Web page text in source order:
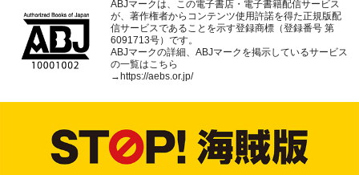
ABJマークは、この電子書店・電子書籍配信サービス
が、著作権者からコンテンツ使用許諾を得た正規版配
信サービスであることを示す登録商標（登録番号 第
6091713号）です。
ABJマークの詳細、ABJマークを掲示しているサービス
の一覧はこちら
→ https://aebs.or.jp/